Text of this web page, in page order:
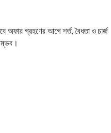
অফার গ্রহণের আগে শর্ত, বৈধতা ও চার্জ